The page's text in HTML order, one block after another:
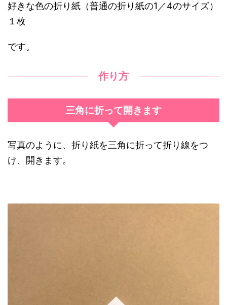
好きな色の折り紙（普通の折り紙の1／4のサイズ）
１枚
です。
作り方
三角に折って開きます
写真のように、折り紙を三角に折って折り線をつ
け、開きます。